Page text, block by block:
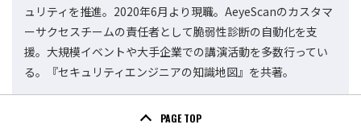
ュリティを推進。2020年6月より現職。AeyeScanのカスタマ
ーサクセスチームの責任者として脆弱性診断の自動化を支
援。大規模イベントや大手企業での講演活動を多数行ってい
る。『セキュリティエンジニアの知識地図』を共著。
PAGE TOP